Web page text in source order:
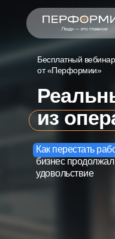
Бесплатный вебинар
от «Перформии»
из
Как перестать
бизнес
удовольствие
Оставьте
Заполните
на кнопку